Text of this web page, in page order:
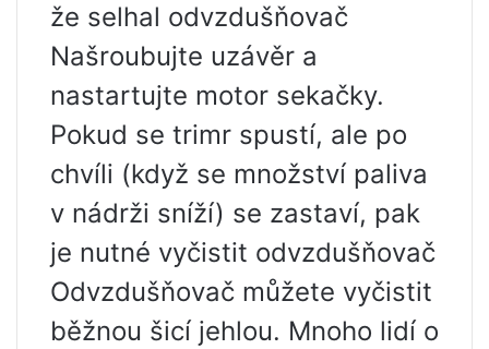
že selhal odvzdušňovač
Našroubujte uzávěr a
nastartujte motor sekačky.
Pokud se trimr spustí, ale po
chvíli (když se množství paliva
v nádrži sníží) se zastaví, pak
je nutné vyčistit odvzdušňovač
Odvzdušňovač můžete vyčistit
běžnou šicí jehlou. Mnoho lidí o